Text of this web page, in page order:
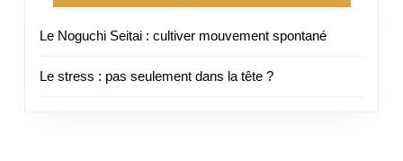
Le Noguchi Seitai : cultiver mouvement spontané
Le stress : pas seulement dans la tête ?